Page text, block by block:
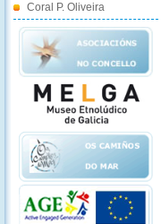
Coral P. Oliveira